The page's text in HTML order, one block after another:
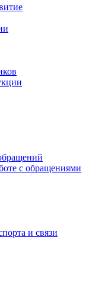
с обращениями
и связи